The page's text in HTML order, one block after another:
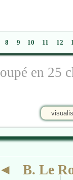
8 9 10 11 12
en 25
◄ B. Le